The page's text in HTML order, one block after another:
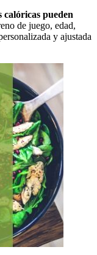
calóricas pueden
de juego, edad,
y ajustada